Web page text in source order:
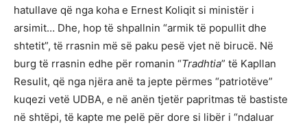
hatullave që nga koha e Ernest Koliqit si ministër i
arsimit… Dhe, hop të shpallnin “armik të popullit dhe
shtetit”, të rrasnin më së paku pesë vjet në birucë. Në
burg të rrasnin edhe për romanin “Tradhtia” të Kapllan
Resulit, që nga njëra anë ta jepte përmes “patriotëve”
kuqezi vetë UDBA, e në anën tjetër papritmas të bastiste
në shtëpi, të kapte me pelë për dore si libër i “ndaluar